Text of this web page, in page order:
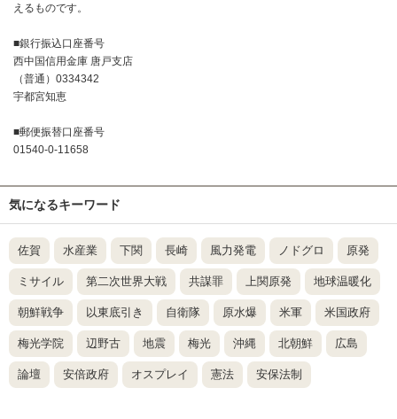
えるものです。
■銀行振込口座番号
西中国信用金庫 唐戸支店
（普通）0334342
宇都宮知恵
■郵便振替口座番号
01540-0-11658
気になるキーワード
佐賀 水産業 下関 長崎 風力発電 ノドグロ 原発
ミサイル 第二次世界大戦 共謀罪 上関原発 地球温暖化
朝鮮戦争 以東底引き 自衛隊 原水爆 米軍 米国政府
梅光学院 辺野古 地震 梅光 沖縄 北朝鮮 広島
論壇 安倍政府 オスプレイ 憲法 安保法制